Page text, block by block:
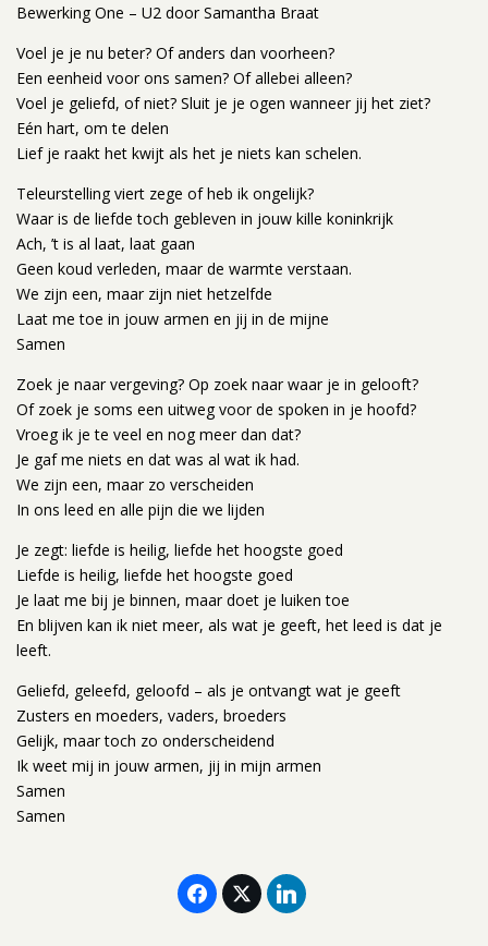
Bewerking One – U2 door Samantha Braat
Voel je je nu beter? Of anders dan voorheen?
Een eenheid voor ons samen? Of allebei alleen?
Voel je geliefd, of niet? Sluit je je ogen wanneer jij het ziet?
Eén hart, om te delen
Lief je raakt het kwijt als het je niets kan schelen.
Teleurstelling viert zege of heb ik ongelijk?
Waar is de liefde toch gebleven in jouw kille koninkrijk
Ach, ’t is al laat, laat gaan
Geen koud verleden, maar de warmte verstaan.
We zijn een, maar zijn niet hetzelfde
Laat me toe in jouw armen en jij in de mijne
Samen
Zoek je naar vergeving? Op zoek naar waar je in gelooft?
Of zoek je soms een uitweg voor de spoken in je hoofd?
Vroeg ik je te veel en nog meer dan dat?
Je gaf me niets en dat was al wat ik had.
We zijn een, maar zo verscheiden
In ons leed en alle pijn die we lijden
Je zegt: liefde is heilig, liefde het hoogste goed
Liefde is heilig, liefde het hoogste goed
Je laat me bij je binnen, maar doet je luiken toe
En blijven kan ik niet meer, als wat je geeft, het leed is dat je
leeft.
Geliefd, geleefd, geloofd – als je ontvangt wat je geeft
Zusters en moeders, vaders, broeders
Gelijk, maar toch zo onderscheidend
Ik weet mij in jouw armen, jij in mijn armen
Samen
Samen